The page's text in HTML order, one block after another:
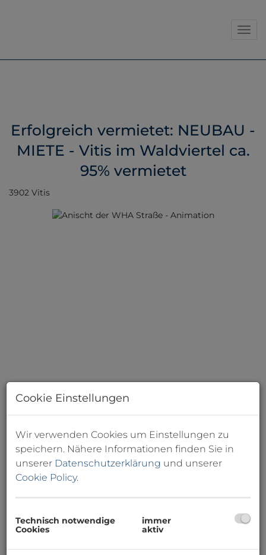
Erfolgreich vermietet: NEUBAU -
MIETE - Vitis im Waldviertel ca.
95% vermietet
3902 Vitis
Anischt der WHA Straße - Animation
Beschreibung
Die Wohnhausanlage umfasst insgesamt 24
Cookie Einstellungen
Wir verwenden Cookies um Einstellungen zu
speichern. Nähere Informationen finden Sie in
unserer Datenschutzerklärung und unserer
Cookie Policy.
Technisch notwendige
Cookies
immer
aktiv